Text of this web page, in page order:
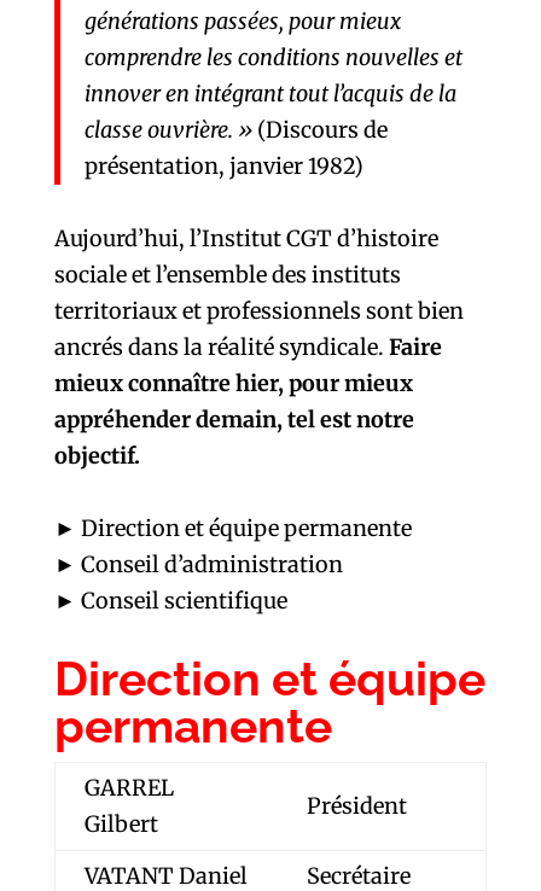
générations passées, pour mieux
comprendre les conditions nouvelles et
innover en intégrant tout l’acquis de la
classe ouvrière. »(Discours de
présentation, janvier 1982)
Aujourd’hui, l’Institut CGT d’histoire
sociale et l’ensemble des instituts
territoriaux et professionnels sont bien
ancrés dans la réalité syndicale. Faire
mieux connaître hier, pour mieux
appréhender demain, tel est notre
objectif.
► Direction et équipe permanente
► Conseil d’administration
► Conseil scientifique
Direction et équipe
permanente
GARREL
Gilbert
Président
VATANT Daniel
Secrétaire